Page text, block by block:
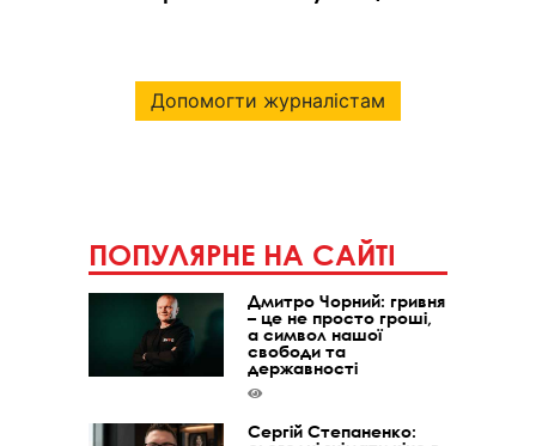
Допомогти журналістам
ПОПУЛЯРНЕ НА САЙТІ
Дмитро Чорний: гривня
– це не просто гроші,
а символ нашої
свободи та
державності
Сергій Степаненко: